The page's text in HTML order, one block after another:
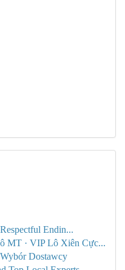
Endin...
MT · VIP Lô Xiên Cực...
Dostawcy